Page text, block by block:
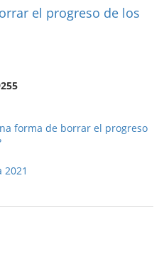
el progreso de los
forma de borrar el progreso
2021